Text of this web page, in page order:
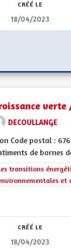
DU SOCIAL
DES MÉTIERS DU
CRÉÉ LE
18/04/2023
LE TERRITOIRE
DECOULLANGE
Code postal :
de bornes
les résultats de
transitions
et
CRÉÉ LE
18/04/2023